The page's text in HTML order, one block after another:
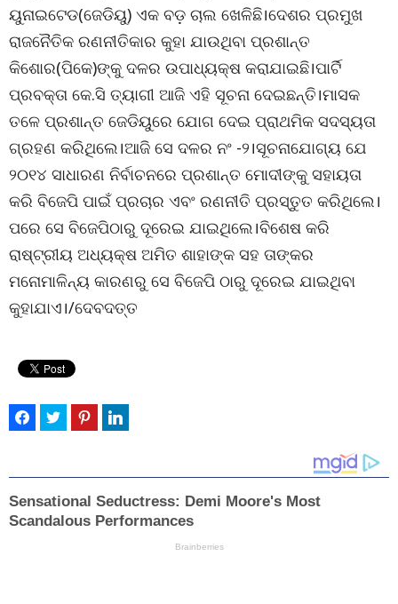
ୟୁନାଇଟେଡ(ଜେଡିୟୁ) ଏକ ବଡ଼ ଚାଲ ଖେଳିଛି।ଦେଶର ପ୍ରମୁଖ
ରାଜନୈତିକ ରଣନୀତିକାର କୁହା ଯାଉଥିବା ପ୍ରଶାନ୍ତ
କିଶୋର(ପିକେ)ଙ୍କୁ ଦଳର ଉପାଧ୍ୟକ୍ଷ କରାଯାଇଛି।ପାର୍ଟି
ପ୍ରବକ୍ତା କେ.ସି ତ୍ୟାଗୀ ଆଜି ଏହି ସୂଚନା ଦେଇଛନ୍ତି।ମାସକ
ତଳେ ପ୍ରଶାନ୍ତ ଜେଡିୟୁରେ ଯୋଗ ଦେଇ ପ୍ରାଥମିକ ସଦସ୍ୟତା
ଗ୍ରହଣ କରିଥିଲେ।ଆଜି ସେ ଦଳର ନଂ -୨।ସୂଚନାଯୋଗ୍ୟ ଯେ
୨୦୧୪ ସାଧାରଣ ନିର୍ବାଚନରେ ପ୍ରଶାନ୍ତ ମୋଦୀଙ୍କୁ ସହାୟତା
କରି ବିଜେପି ପାଇଁ ପ୍ରଚାର ଏବଂ ରଣନୀତି ପ୍ରସ୍ତୁତ କରିଥିଲେ।
ପରେ ସେ ବିଜେପିଠାରୁ ଦୂରେଇ ଯାଇଥିଲେ।ବିଶେଷ କରି
ରାଷ୍ଟ୍ରୀୟ ଅଧ୍ୟକ୍ଷ ଅମିତ ଶାହାଙ୍କ ସହ ତାଙ୍କର
ମନୋମାଳିନ୍ୟ କାରଣରୁ ସେ ବିଜେପି ଠାରୁ ଦୂରେଇ ଯାଇଥିବା
କୁହାଯାଏ।/ଦେବଦତ୍ତ